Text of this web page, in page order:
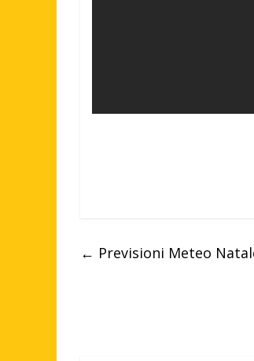
← Previsioni Meteo